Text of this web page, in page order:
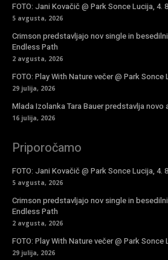
FOTO: Jani Kovačič @ Park Sonce Lucija, 4.
5 avgusta, 2026
Crimson predstavljajo nov single in
Endless Path
2 avgusta, 2026
FOTO: Play With Nature večer @ Park Sonce
29 julija, 2026
Mlada Izolanka Tara Bauer predstavlja
16 julija, 2026
Priporočamo
FOTO: Jani Kovačič @ Park Sonce Lucija, 4.
5 avgusta, 2026
Crimson predstavljajo nov single in
Endless Path
2 avgusta, 2026
FOTO: Play With Nature večer @ Park Sonce
29 julija, 2026